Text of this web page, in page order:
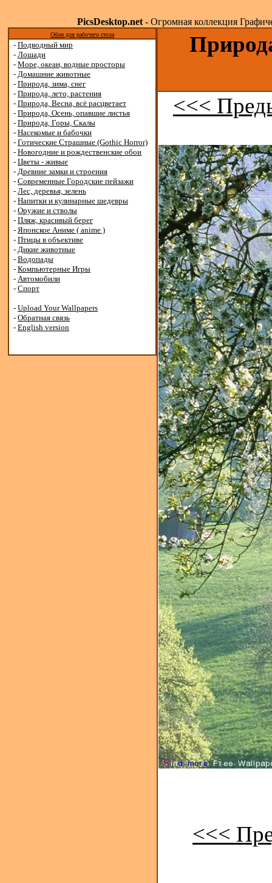
PicsDesktop.net- Огромная коллекция
Обои для рабочего стола
- Подводный мир
- Лошади
- Море, океан, водные просторы
- Домашние животные
- Природа, зима, снег
- Природа, лето, растения
- Природа, Весна, всё расцветает
- Природа, Осень, опавшие листья
- Природа, Горы, Скалы
- Насекомые и бабочки
- Готические Страшные (Gothic Horror)
- Новогодние и рождественские обои
- Цветы - живые
- Древние замки и строения
- Современные Городские пейзажи
- Лес, деревья, зелень
- Напитки и кулинарные шедевры
- Оружие и стволы
- Пляж, красивый берег
- Японское Аниме ( anime )
- Птицы в объективе
- Дикие животные
- Водопады
- Компьютерные Игры
- Автомобили
- Спорт
- Upload Your Wallpapers
- Обратная связь
- English version
<<<
<<<